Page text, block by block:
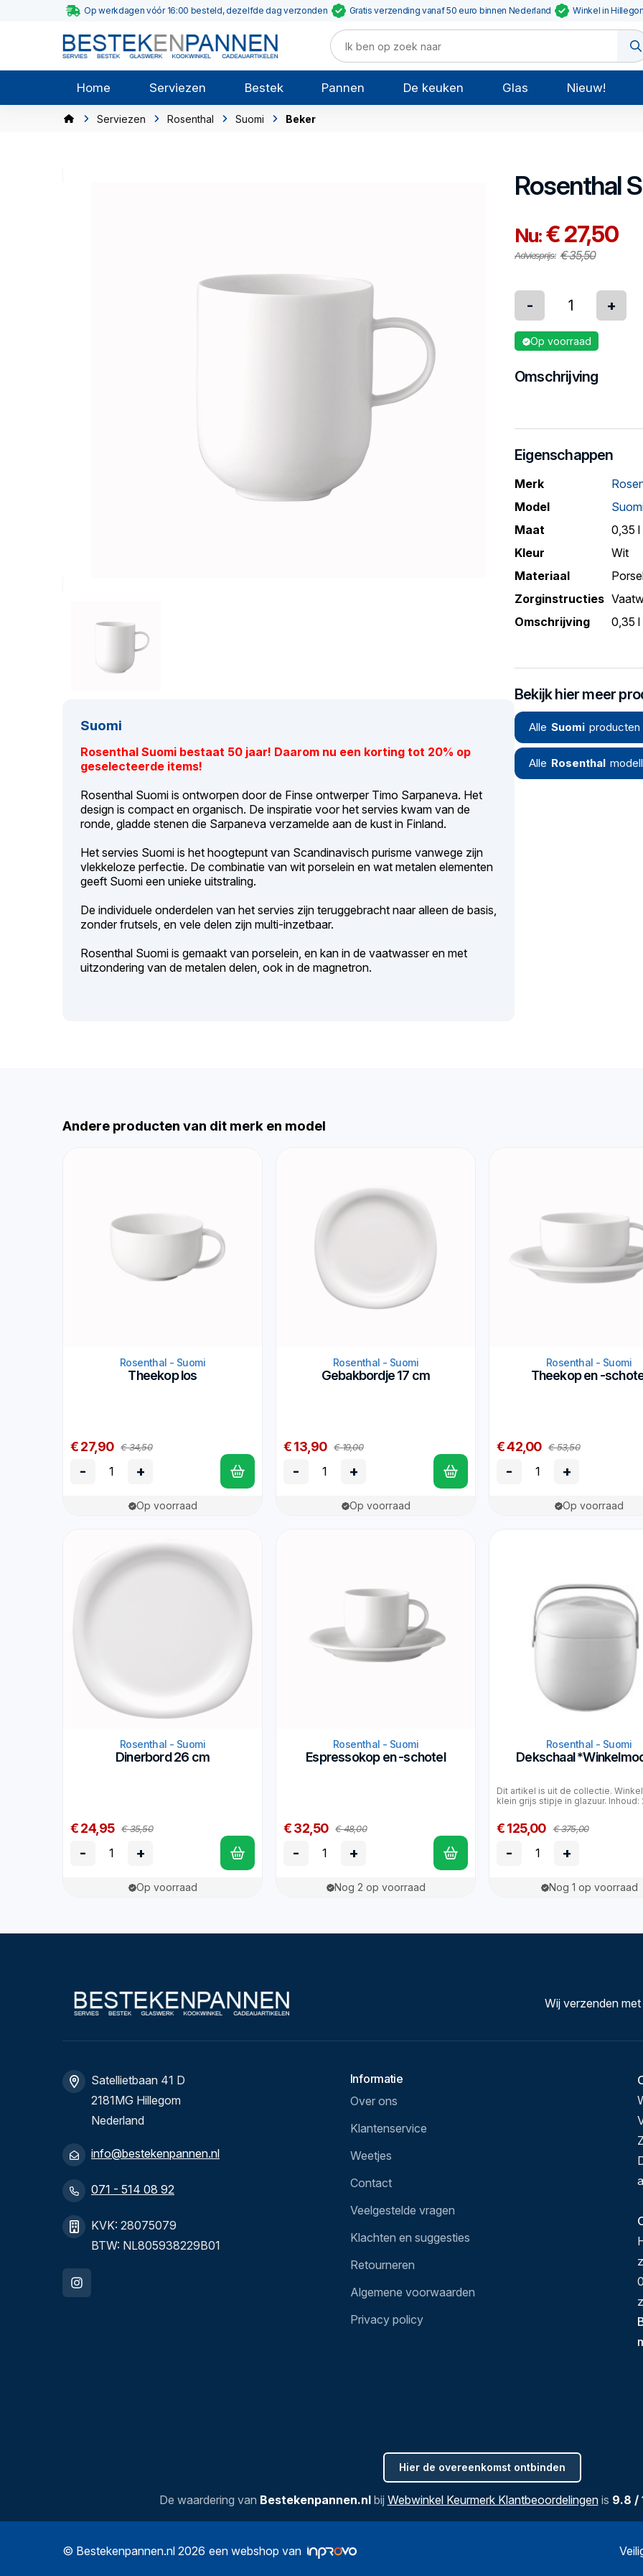
Op werkdagen vóór 16:00 besteld, dezelfde dag verzonden Gratis verzending vanaf 50 euro binnen Nederland Winkel in
Home Serviezen Bestek Pannen De keuken Glas Nieuw!
Serviezen Rosenthal Suomi Beker
Suomi
Rosenthal Suomi bestaat 50 jaar! Daarom nu een korting tot 20% op
geselecteerde items!
Rosenthal Suomi is ontworpen door de Finse ontwerper Timo Sarpaneva. Het
design is compact en organisch. De inspiratie voor het servies kwam van de
ronde, gladde stenen die Sarpaneva verzamelde aan de kust in Finland.
Het servies Suomi is het hoogtepunt van Scandinavisch purisme vanwege zijn
vlekkeloze perfectie. De combinatie van wit porselein en wat metalen elementen
geeft Suomi een unieke uitstraling.
De individuele onderdelen van het servies zijn teruggebracht naar alleen de basis,
zonder frutsels, en vele delen zijn multi-inzetbaar.
Rosenthal Suomi is gemaakt van porselein, en kan in de vaatwasser en met
uitzondering van de metalen delen, ook in de magnetron.
Rosenthal
Nu:€ 27,50
Adviesprijs: € 35,50
- +
Op voorraad
Omschrijving
Eigenschappen
Merk
Model
Maat
0,35 l
Kleur
Wit
Materiaal
Zorginstructies
Omschrijving
0,35 l
Bekijk hier meer
Alle Suomi producten
Alle Rosenthal
Andere producten van dit merk en model
Rosenthal - Suomi
Theekop los
€ 27,90 € 34,50
- +
Op voorraad
Rosenthal - Suomi
Gebakbordje 17 cm
€ 13,90 € 19,00
- +
Op voorraad
Rosenthal - Suomi
Theekop en -
€ 42,00 € 53,50
- +
Op voorraad
Rosenthal - Suomi
Dinerbord 26 cm
€ 24,95 € 35,50
- +
Op voorraad
Rosenthal - Suomi
Espressokop en -schotel
€ 32,50 € 48,00
- +
Nog 2 op voorraad
Rosenthal - Suomi
Dekschaal
Dit artikel is uit de collectie.
klein grijs stipje in glazuur. Inhoud:
€ 125,00 € 375,00
- +
Nog 1 op voorraad
Wij verzenden met
Satellietbaan 41 D
2181MG Hillegom
Nederland
info@bestekenpannen.nl
071 - 514 08 92
KVK: 28075079
BTW: NL805938229B01
Informatie
Over ons
Klantenservice
Weetjes
Contact
Veelgestelde vragen
Klachten en suggesties
Retourneren
Algemene voorwaarden
Privacy policy
Hier de overeenkomst ontbinden
De waardering van Bestekenpannen.nlbij Webwinkel Keurmerk Klantbeoordelingenis 9.8 /
© Bestekenpannen.nl 2026 een webshop van